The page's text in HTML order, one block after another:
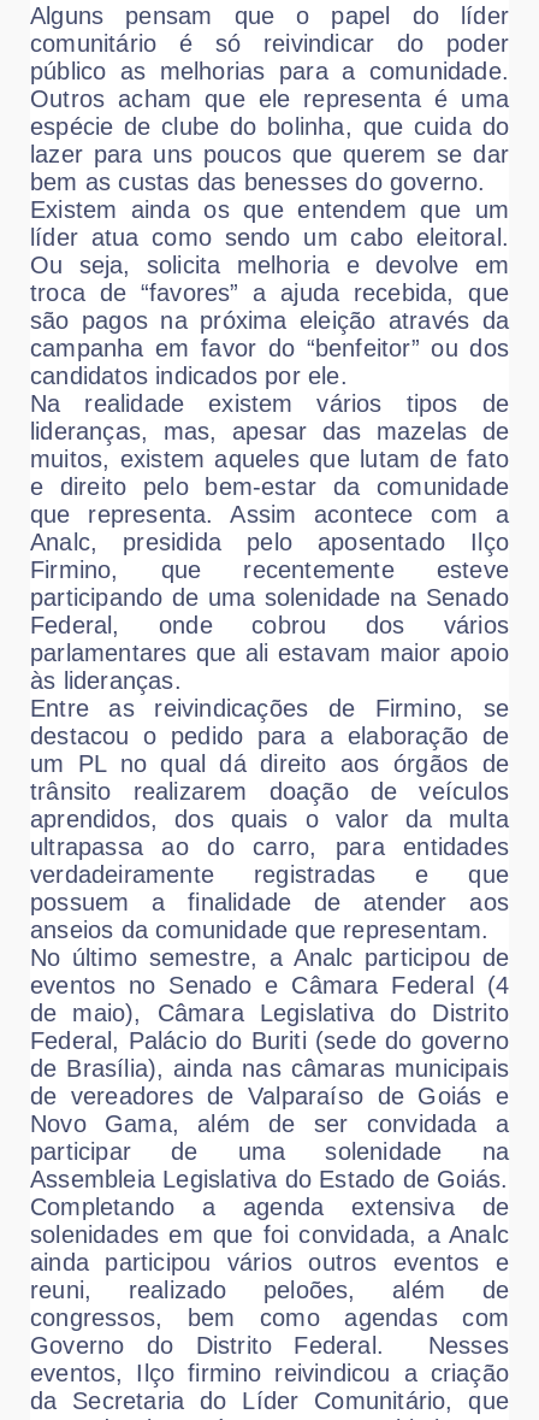
Alguns pensam que o papel do líder
comunitário é só reivindicar do poder
público as melhorias para a comunidade.
Outros acham que ele representa é uma
espécie de clube do bolinha, que cuida do
lazer para uns poucos que querem se dar
bem as custas das benesses do governo.
Existem ainda os que entendem que um
líder atua como sendo um cabo eleitoral.
Ou seja, solicita melhoria e devolve em
troca de “favores” a ajuda recebida, que
são pagos na próxima eleição através da
campanha em favor do “benfeitor” ou dos
candidatos indicados por ele.
Na realidade existem vários tipos de
lideranças, mas, apesar das mazelas de
muitos, existem aqueles que lutam de fato
e direito pelo bem-estar da comunidade
que representa. Assim acontece com a
Analc, presidida pelo aposentado Ilço
Firmino, que recentemente esteve
participando de uma solenidade na Senado
Federal, onde cobrou dos vários
parlamentares que ali estavam maior apoio
às lideranças.
Entre as reivindicações de Firmino, se
destacou o pedido para a elaboração de
um PL no qual dá direito aos órgãos de
trânsito realizarem doação de veículos
aprendidos, dos quais o valor da multa
ultrapassa ao do carro, para entidades
verdadeiramente registradas e que
possuem a finalidade de atender aos
anseios da comunidade que representam.
No último semestre, a Analc participou de
eventos no Senado e Câmara Federal (4
de maio), Câmara Legislativa do Distrito
Federal, Palácio do Buriti (sede do governo
de Brasília), ainda nas câmaras municipais
de vereadores de Valparaíso de Goiás e
Novo Gama, além de ser convidada a
participar de uma solenidade na
Assembleia Legislativa do Estado de Goiás.
Completando a agenda extensiva de
solenidades em que foi convidada, a Analc
ainda participou vários outros eventos e
reuni, realizado peloões, além de
congressos, bem como agendas com
Governo do Distrito Federal.
Nesses
eventos, Ilço firmino reivindicou a criação
da Secretaria do Líder Comunitário, que